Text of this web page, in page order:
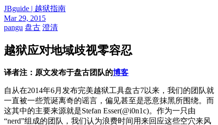
JBguide | 越狱指南
Mar 29, 2015
pangu 盘古 澄清
越狱应对地域歧视零容忍
译者注：原文发布于盘古团队的博客
自从在2014年6月发布完美越狱工具盘古7以来，我们的团队就
一直被一些荒诞离奇的谣言，偏见甚至是恶意抹黑所围绕。而
这其中的主要来源就是Stefan Esser(@i0n1c)。作为一只由
“nerd”组成的团队，我们认为浪费时间用来回应这些空穴来风